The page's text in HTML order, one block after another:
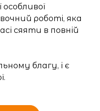
роботі, яка
сяяти в повній
благу, і є